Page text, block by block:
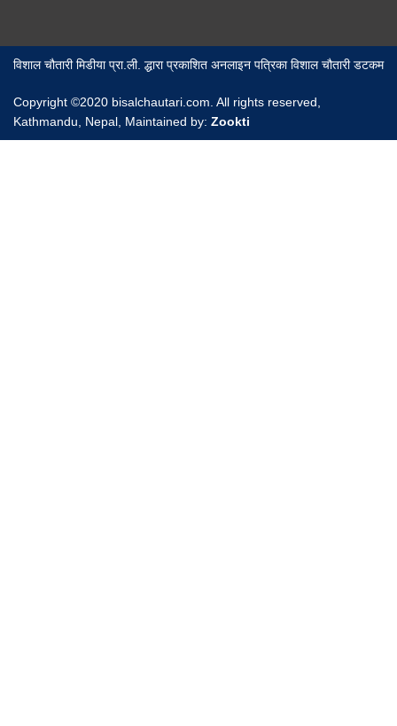
विशाल चौतारी मिडीया प्रा.ली. द्धारा प्रकाशित अनलाइन पत्रिका विशाल चौतारी डटकम
Copyright ©2020 bisalchautari.com. All rights reserved,
Kathmandu, Nepal, Maintained by: Zookti